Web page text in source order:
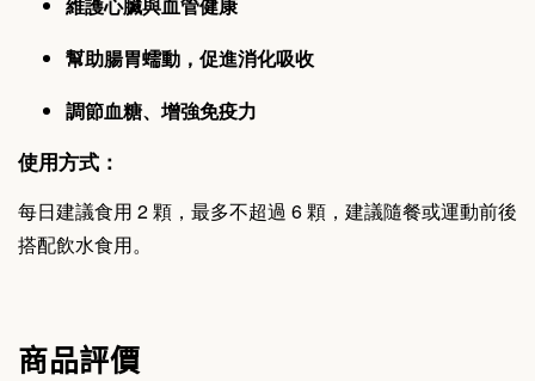
幫助腸胃蠕動，促進消化吸收
調節血糖、增強免疫力
使用方式：
每日建議食用 2 顆，最多不超過 6 顆，建議隨餐或運動前後
搭配飲水食用。
商品評價